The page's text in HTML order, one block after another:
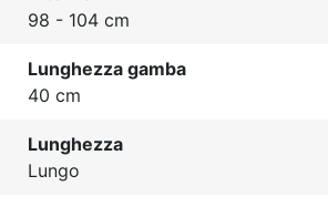
98 - 104 cm
Lunghezza gamba
40 cm
Lunghezza
Lungo